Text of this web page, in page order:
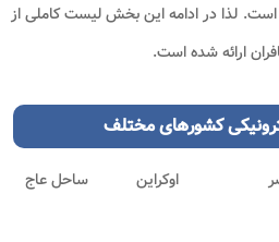
است. لذا در ادامه این بخش لیست کاملی از
ارائه شده است.
کشورهای مختلف
اوکراین ساحل عاج